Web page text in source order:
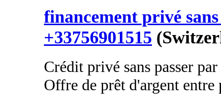
financement privé
+33756901515
Crédit privé sans passer
Offre de prêt d'argent